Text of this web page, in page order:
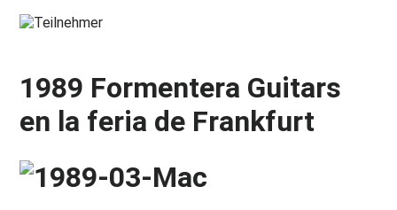
1989 Formentera Guitars
en la feria de Frankfurt